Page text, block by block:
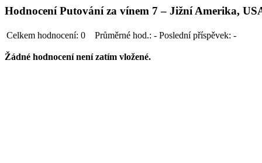
Hodnocení Putování za vínem 7 – Jižní Amerika,
Celkem hodnocení: 0 Průměrné hod.: - Poslední příspěvek: -
Žádné hodnocení není zatím vložené.